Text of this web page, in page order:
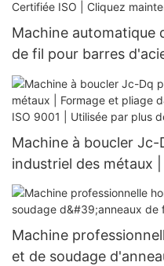
Machine automatique
de fil pour barres
fil de précision |
maintenant !
Machine à boucler
industriel des métaux
d'anneaux/ressorts |
par plus de 1000
Machine
et de soudage